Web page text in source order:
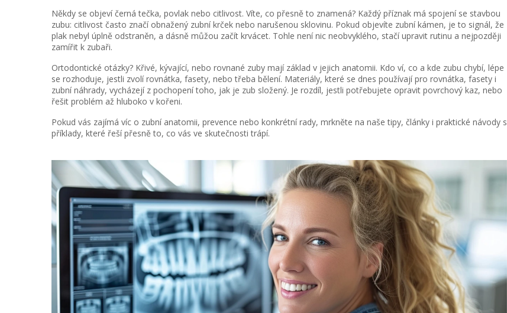
Někdy se objeví černá tečka, povlak nebo citlivost. Víte, co přesně to znamená? Každý příznak má spojení se stavbou
zubu: citlivost často značí obnažený zubní krček nebo narušenou sklovinu. Pokud objevíte zubní kámen, je to signál, že
plak nebyl úplně odstraněn, a dásně můžou začít krvácet. Tohle není nic neobvyklého, stačí upravit rutinu a nejpozději
zamířit k zubaři.
Ortodontické otázky? Křivé, kývající, nebo rovnané zuby mají základ v jejich anatomii. Kdo ví, co a kde zubu chybí, lépe
se rozhoduje, jestli zvolí rovnátka, fasety, nebo třeba bělení. Materiály, které se dnes používají pro rovnátka, fasety i
zubní náhrady, vycházejí z pochopení toho, jak je zub složený. Je rozdíl, jestli potřebujete opravit povrchový kaz, nebo
řešit problém až hluboko v kořeni.
Pokud vás zajímá víc o zubní anatomii, prevence nebo konkrétní rady, mrkněte na naše tipy, články i praktické návody s
příklady, které řeší přesně to, co vás ve skutečnosti trápí.